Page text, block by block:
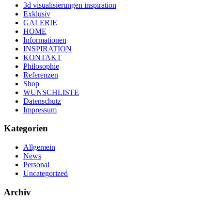
3d visualisierungen inspiration
Exklusiv
GALERIE
HOME
Informationen
INSPIRATION
KONTAKT
Philosophie
Referenzen
Shop
WUNSCHLISTE
Datenschutz
Impressum
Kategorien
Allgemein
News
Personal
Uncategorized
Archiv